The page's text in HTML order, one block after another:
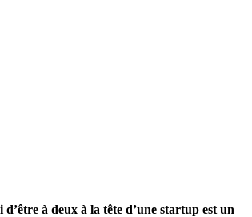
à deux à la tête d’une startup est un